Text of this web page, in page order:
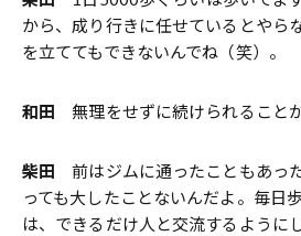
から、成り行きに任せているとやら
を立ててもできないんでね（笑）。
和田 無理をせずに続けられること
柴田 前はジムに通ったこともあっ
っても大したことないんだよ。毎日
は、できるだけ人と交流するように